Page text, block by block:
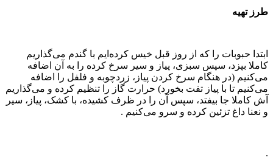
طرز تهیه
ابتدا حبوبات را که از روز قبل خیس کرده‌ایم با گندم می‌گذاریم
کاملا بپزد، سپس سبزی، پیاز و سیر سرخ کرده را به آن اضافه
می‌کنیم (در هنگام سرخ کردن پیاز، زردچوبه و فلفل را اضافه
می‌کنیم تا با پیاز تفت بخورد) حرارت گاز را تنظیم کرده و می‌گذاریم
آش کاملا جا بیفتد، سپس آن را در ظرف کشیده، با کشک، پیاز، سیر
و نعنا داغ تزئین کرده و سرو می‌کنیم .
.